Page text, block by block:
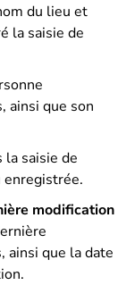
du lieu et
la saisie de
ainsi que son
saisie de
modification
ainsi que la date